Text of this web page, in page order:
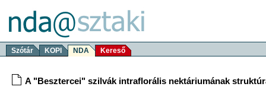
Szótár KOPI NDA Kereső
A "Besztercei" szilvák intraflorális nektáriumának